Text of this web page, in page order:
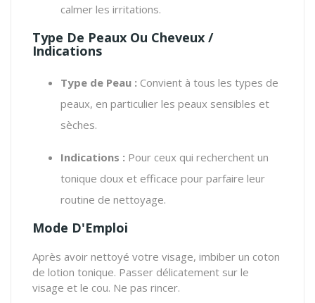
calmer les irritations.
Type De Peaux Ou Cheveux /
Indications
Type de Peau : Convient à tous les types de
peaux, en particulier les peaux sensibles et
sèches.
Indications : Pour ceux qui recherchent un
tonique doux et efficace pour parfaire leur
routine de nettoyage.
Mode D'Emploi
Après avoir nettoyé votre visage, imbiber un coton
de lotion tonique. Passer délicatement sur le
visage et le cou. Ne pas rincer.